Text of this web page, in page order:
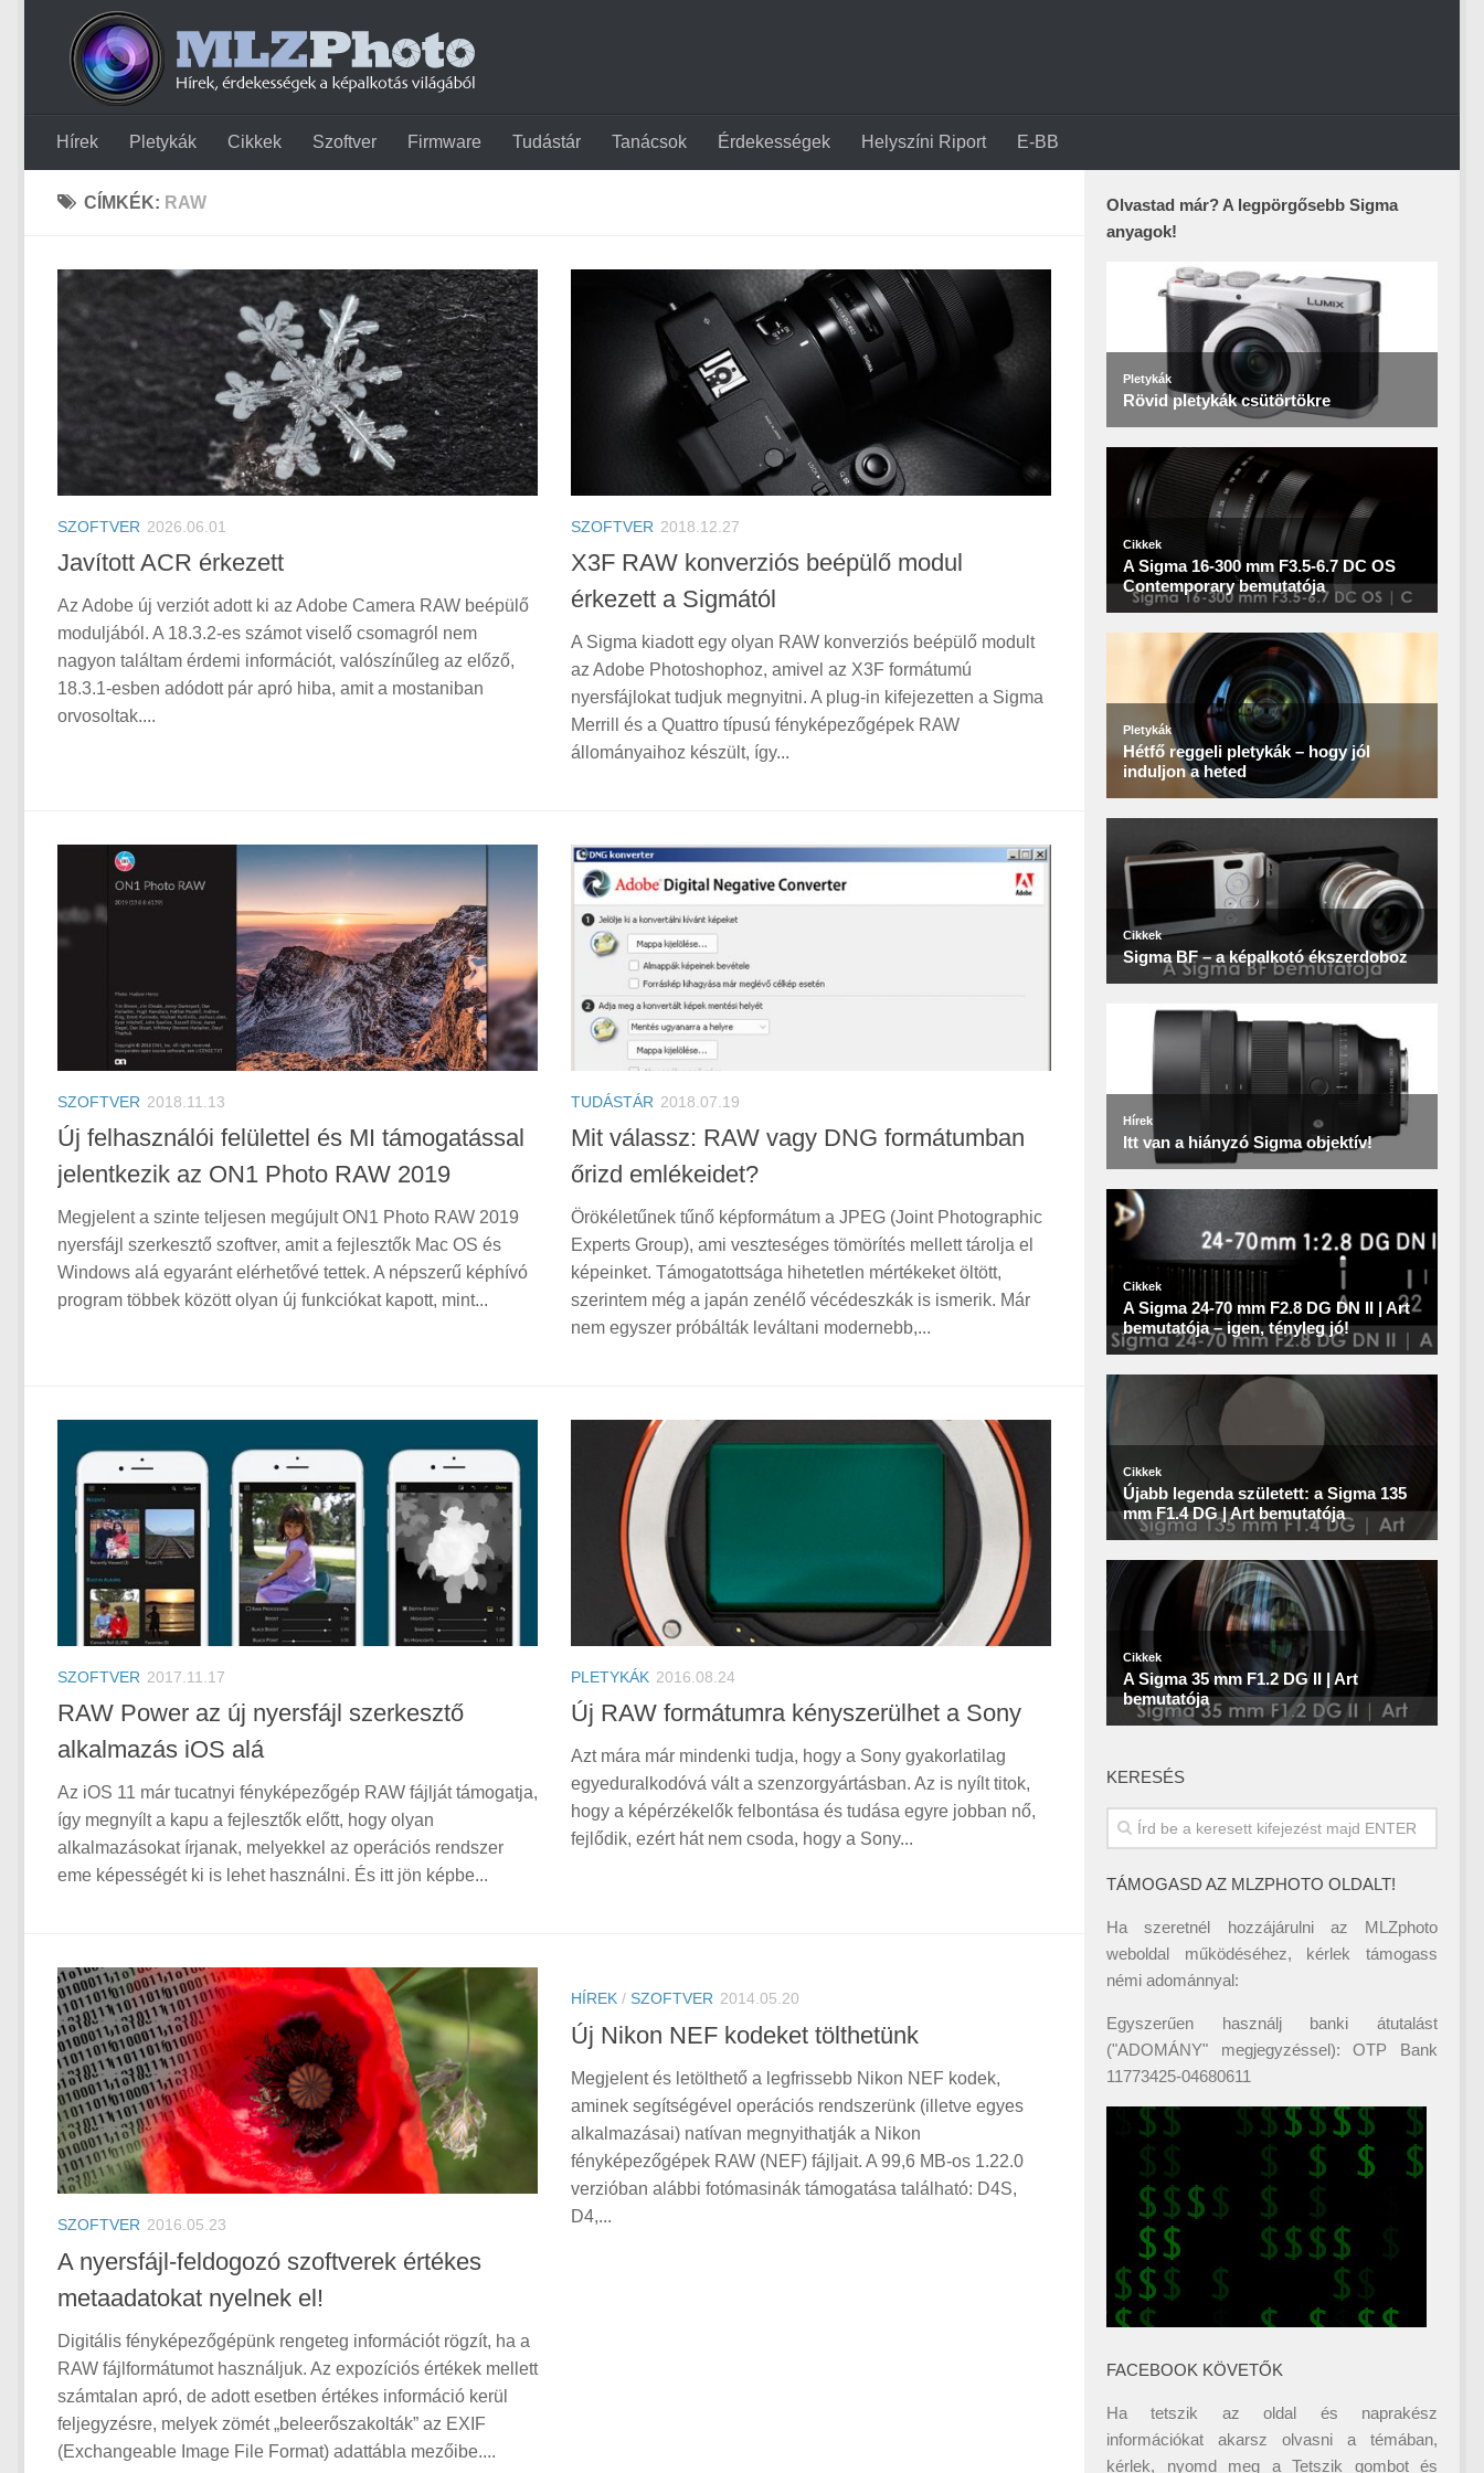
Hírek Pletykák Cikkek Szoftver Firmware Tudástár Tanácsok Érdekességek Helyszíni Riport E-BB
CÍMKÉK: RAW
SZOFTVER 2026.06.01
Javított ACR érkezett
Az Adobe új verziót adott ki az Adobe Camera RAW beépülő
moduljából. A 18.3.2-es számot viselő csomagról nem
nagyon találtam érdemi információt, valószínűleg az előző,
18.3.1-esben adódott pár apró hiba, amit a mostaniban
orvosoltak....
SZOFTVER 2018.12.27
X3F RAW konverziós beépülő modul
érkezett a Sigmától
A Sigma kiadott egy olyan RAW konverziós beépülő modult
az Adobe Photoshophoz, amivel az X3F formátumú
nyersfájlokat tudjuk megnyitni. A plug-in kifejezetten a Sigma
Merrill és a Quattro típusú fényképezőgépek RAW
állományaihoz készült, így...
SZOFTVER 2018.11.13
Új felhasználói felülettel és MI támogatással
jelentkezik az ON1 Photo RAW 2019
Megjelent a szinte teljesen megújult ON1 Photo RAW 2019
nyersfájl szerkesztő szoftver, amit a fejlesztők Mac OS és
Windows alá egyaránt elérhetővé tettek. A népszerű képhívó
program többek között olyan új funkciókat kapott, mint...
TUDÁSTÁR 2018.07.19
Mit válassz: RAW vagy DNG formátumban
őrizd emlékeidet?
Örökéletűnek tűnő képformátum a JPEG (Joint Photographic
Experts Group), ami veszteséges tömörítés mellett tárolja el
képeinket. Támogatottsága hihetetlen mértékeket öltött,
szerintem még a japán zenélő vécédeszkák is ismerik. Már
nem egyszer próbálták leváltani modernebb,...
SZOFTVER 2017.11.17
RAW Power az új nyersfájl szerkesztő
alkalmazás iOS alá
Az iOS 11 már tucatnyi fényképezőgép RAW fájlját támogatja,
így megnyílt a kapu a fejlesztők előtt, hogy olyan
alkalmazásokat írjanak, melyekkel az operációs rendszer
eme képességét ki is lehet használni. És itt jön képbe...
PLETYKÁK 2016.08.24
Új RAW formátumra kényszerülhet a Sony
Azt mára már mindenki tudja, hogy a Sony gyakorlatilag
egyeduralkodóvá vált a szenzorgyártásban. Az is nyílt titok,
hogy a képérzékelők felbontása és tudása egyre jobban nő,
fejlődik, ezért hát nem csoda, hogy a Sony...
SZOFTVER 2016.05.23
A nyersfájl-feldogozó szoftverek értékes
metaadatokat nyelnek el!
Digitális fényképezőgépünk rengeteg információt rögzít, ha a
RAW fájlformátumot használjuk. Az expozíciós értékek mellett
számtalan apró, de adott esetben értékes információ kerül
feljegyzésre, melyek zömét „beleerőszakolták” az EXIF
(Exchangeable Image File Format) adattábla mezőibe....
HÍREK / SZOFTVER 2014.05.20
Új Nikon NEF kodeket tölthetünk
Megjelent és letölthető a legfrissebb Nikon NEF kodek,
aminek segítségével operációs rendszerünk (illetve egyes
alkalmazásai) natívan megnyithatják a Nikon
fényképezőgépek RAW (NEF) fájljait. A 99,6 MB-os 1.22.0
verzióban alábbi fotómasinák támogatása található: D4S,
D4,...
Olvastad már? A legpörgősebb Sigma
anyagok!
KERESÉS
TÁMOGASD AZ MLZPHOTO OLDALT!
Ha szeretnél hozzájárulni az MLZphoto
weboldal működéséhez, kérlek támogass
némi adománnyal:
Egyszerűen használj banki átutalást
("ADOMÁNY" megjegyzéssel): OTP Bank
11773425-04680611
FACEBOOK KÖVETŐK
Ha tetszik az oldal és naprakész
információkat akarsz olvasni a témában,
kérlek, nyomd meg a Tetszik gombot és